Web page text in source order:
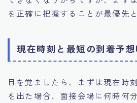
を正確に把握することが最優先
現在時刻と最短の到着予
目を覚ましたら、まずは現在時
を出た場合、面接会場に何時何